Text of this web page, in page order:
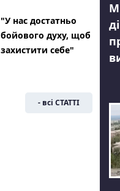
"У нас достатньо
бойового духу, щоб
захистити себе"
- всі СТАТТІ